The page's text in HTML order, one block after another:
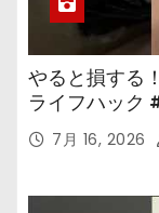
やると損する
ライフハッ
7月 16, 2026